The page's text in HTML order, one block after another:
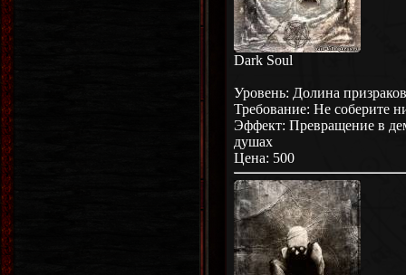
Dark Soul
Уровень: Долина
Требование: Не соберите
Эффект: Превращение в
душах
Цена: 500